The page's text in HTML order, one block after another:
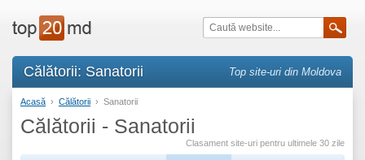
Călătorii: Sanatorii Top site-uri din Moldova
Acasă › Călătorii › Sanatorii
Călătorii - Sanatorii
Clasament site-uri pentru ultimele 30 zile